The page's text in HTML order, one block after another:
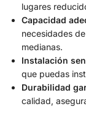
lugares
Capacidad
necesidades
medianas.
Instalación
que puedas
Durabilidad
calidad,